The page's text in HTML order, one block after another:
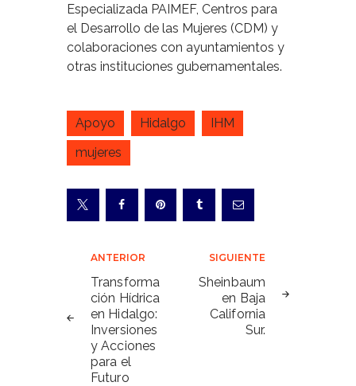
Especializada PAIMEF, Centros para
el Desarrollo de las Mujeres (CDM) y
colaboraciones con ayuntamientos y
otras instituciones gubernamentales.
Apoyo Hidalgo
IHM
mujeres
Navegación
de
entradas
ANTERIOR
Transforma
ción Hídrica
en Hidalgo:
Inversiones
y Acciones
para el
Futuro
SIGUIENTE
Sheinbaum
en Baja
California
Sur.